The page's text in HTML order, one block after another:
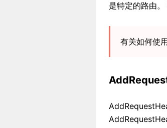
是特定的路由
有关如何使